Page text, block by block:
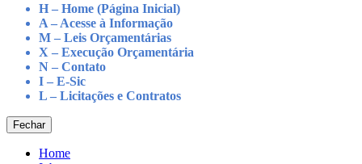
H – Home (Página Inicial)
A – Acesse à Informação
M – Leis Orçamentárias
X – Execução Orçamentária
N – Contato
I – E-Sic
L – Licitações e Contratos
Fechar
Home